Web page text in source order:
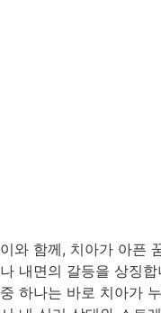
이와 함께, 치아가 아픈
나 내면의 갈등을 상징
중 하나는 바로 치아가